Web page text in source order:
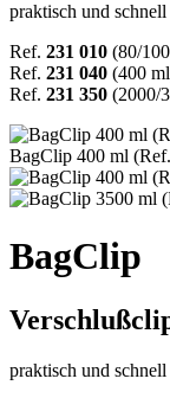
praktisch und
Ref. 231 010 (80/
Ref. 231 040 (400
Ref. 231 350 (2000/
BagClip 400 ml
BagClip
praktisch und